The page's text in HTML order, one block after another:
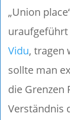
„Union
Vidu, tragen
sollte man
die Grenzen
Verständnis